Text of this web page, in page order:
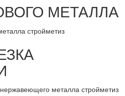
МЕТАЛЛА